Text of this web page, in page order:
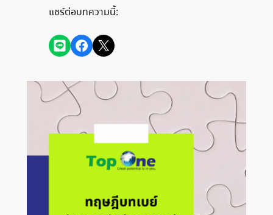
แชร์ต่อบทความนี้:
Share on LINEShare on Facebook
Share on X